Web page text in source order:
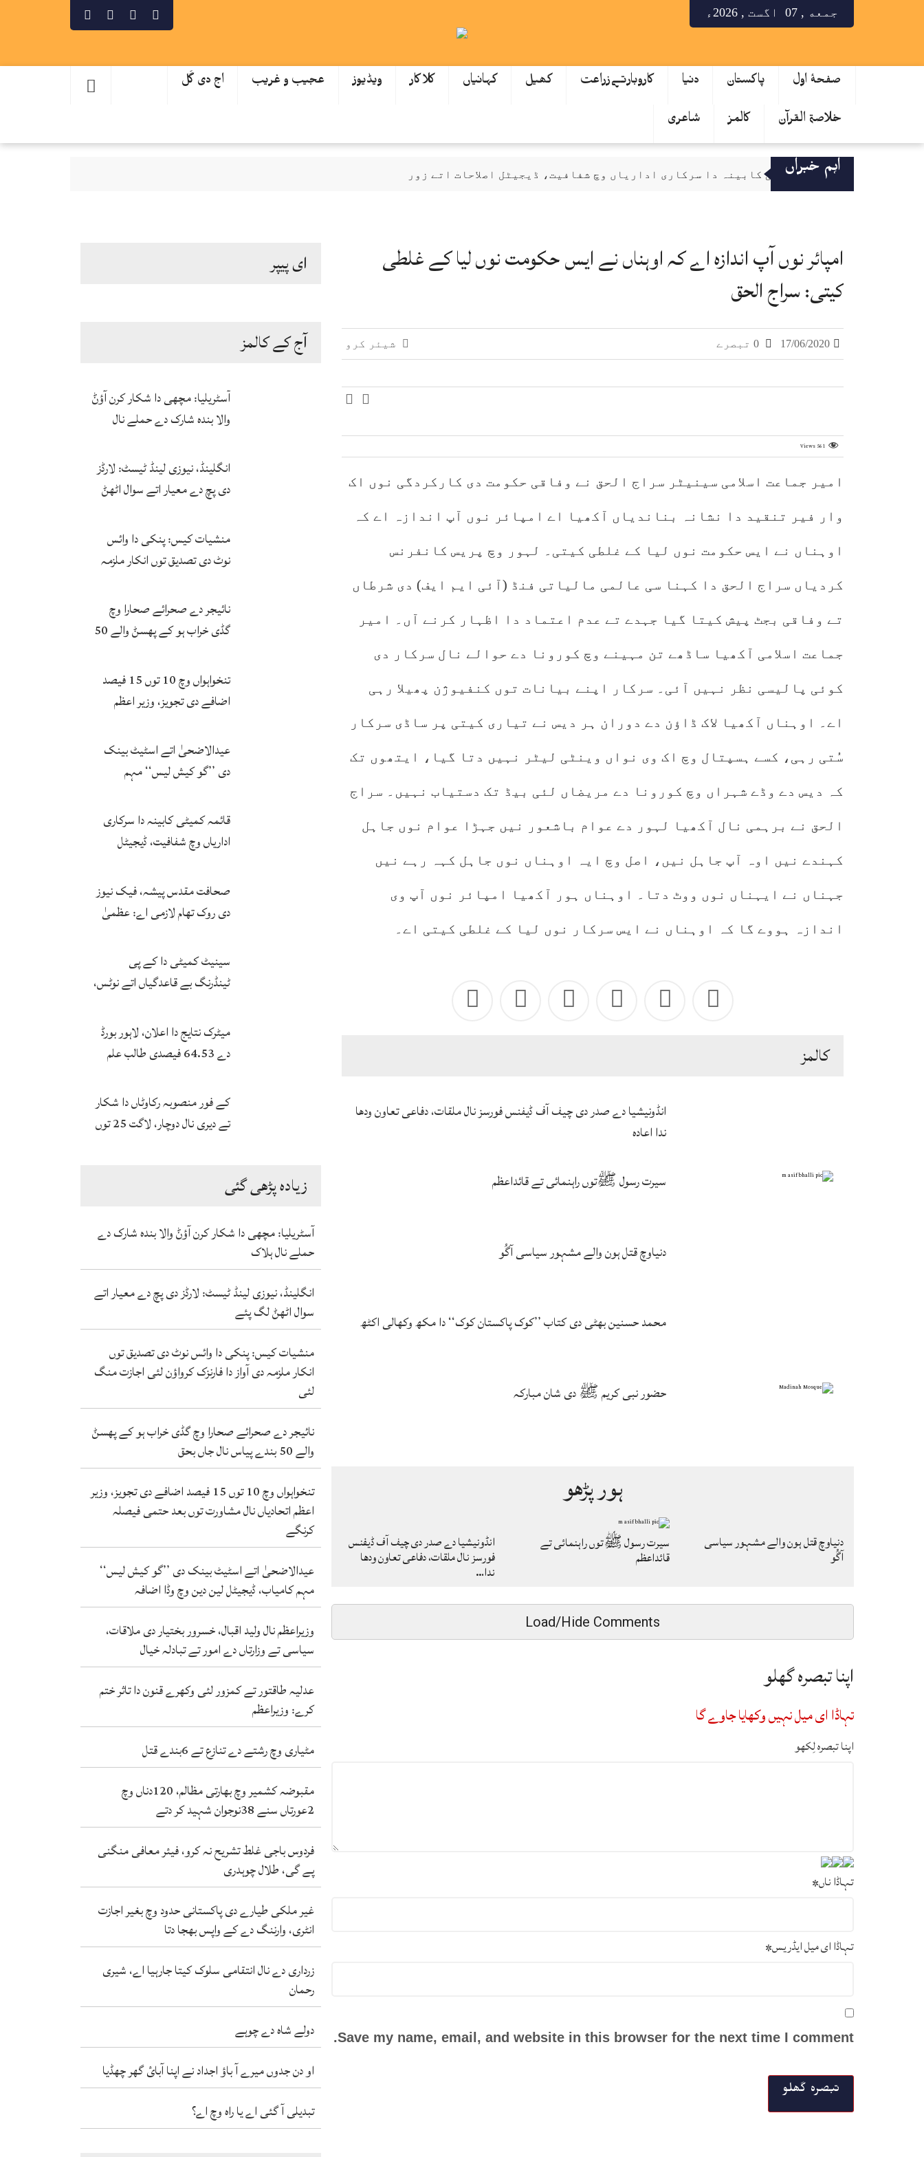
جمعه , 07 اگست , 2026ء
صفحۂ اول پاکستان دنیا کاروبارتےزراعت کھیل کہانیاں کلاکار ویڈیوز عجیب و غریب اج دی گَل
خلاصۃ القرآن کالمز شاعری
اہم خبراں
قائمہ کمیٹی کابینہ دا سرکاری اداریاں وچ شفافیت، ڈیجیٹل اصلاحات اتے زور
کے فور منصوبہ رکاوٹاں دا شکار تے دیری نال دوچار، لاگت 25 توں ودھ ਕੇ 172 ارب توں اپڑ گئی
ای پیپر
آج کے کالمز
آسٹریلیا: مچھی دا شکار کرن آؤݨ
والا بندہ شارک دے حملے نال
انگلینڈ، نیوزی لینڈ ٹیسٹ: لارڈز
دی پچ دے معیار اتے سوال اٹھݨ
منشیات کیس: پنکی دا وائس
نوٹ دی تصدیق توں انکار ملزمہ
اجازت منگ لئی
نائیجر دے صحرائے صحارا وچ
گڈی خراب ہو کے پھسݨ والے 50
تنخواہواں وچ 10 توں 15 فیصد
اضافے دی تجویز، وزیر اعظم
حتمی فیصلہ کرنگے
عیدالاضحیٰ اتے اسٹیٹ بینک
دی ’’گو کیش لیس‘‘ مہم
اضافہ
قائمہ کمیٹی کابینہ دا سرکاری
اداریاں وچ شفافیت، ڈیجیٹل
صحافت مقدس پیشہ، فیک نیوز
دی روک تھام لازمی اے: عظمیٰ
سینیٹ کمیٹی دا کے پی
ٹینڈرنگ بے قاعدگیاں اتے نوٹس،
میٹرک نتایج دا اعلان، لاہور بورڈ
دے 64.53 فیصدی طالب علم
کے فور منصوبہ رکاوٹاں دا شکار
تے دیری نال دوچار، لاگت 25 توں
زیادہ پڑھی گئی
آسٹریلیا: مچھی دا شکار کرن آؤݨ والا بندہ شارک دے
حملے نال ہلاک
انگلینڈ، نیوزی لینڈ ٹیسٹ: لارڈز دی پچ دے معیار اتے
سوال اٹھݨ لگ پئے
منشیات کیس: پنکی دا وائس نوٹ دی تصدیق توں
انکار ملزمہ دی آواز دا فارنزک کرواؤن لئی اجازت منگ
لئی
نائیجر دے صحرائے صحارا وچ گڈی خراب ہو کے پھسݨ
والے 50 بندے پیاس نال جاں بحق
تنخواہواں وچ 10 توں 15 فیصد اضافے دی تجویز، وزیر
اعظم اتحادیاں نال مشاورت توں بعد حتمی فیصلہ
کرنگے
عیدالاضحیٰ اتے اسٹیٹ بینک دی ’’گو کیش لیس‘‘
مہم کامیاب، ڈیجیٹل لین دین وچ وڈا اضافہ
وزیراعظم نال ولید اقبال، خسرور بختیار دی ملاقات،
سیاسی تے وزارتاں دے امور تے تبادلہ خیال
عدلیہ طاقتور تے کمزور لئی وکھرے قنون دا تاثر ختم
کرے: وزیراعظم
مٹیاری وچ رشتے دے تنازع تے 6بندے قتل
مقبوضہ کشمیر وچ بھارتی مظالم، 120دناں وچ
2عورتاں سنے 38نوجوان شہید کر دتے
فردوس باجی غلط تشریح نہ کرو، فیئر معافی منگنی
پے گی، طلال چوہدری
غیر ملکی طیارے دی پاکستانی حدود وچ بغیر اجازت
انٹری، وارننگ دے کے واپس بھجا دتا
زرداری دے نال انتقامی سلوک کیتا جارہیا اے، شیری
رحمان
دولے شاہ دے چوہے
او دن جدوں میرے آ باؤ اجداد نے اپنا آبائ گھر چھڈیا
تبدیلی آ گئی اے یا راہ وچ اے؟
امپائر نوں آپ اندازہ اے کہ اوہناں نے ایس حکومت نوں لیا کے غلطی
کیتی: سراج الحق
شیئر کرو 17/06/2020
Views 561
امیر جماعت اسلامی سینیٹر سراج الحق نے وفاقی حکومت دی کارکردگی نوں اک
وار فیر تنقید دا نشانہ بناندیاں آکھیا اے امپائر نوں آپ اندازہ اے کہ
اوہناں نے ایس حکومت نوں لیا کے غلطی کیتی۔ لہور وچ پریس کانفرنس
کردیاں سراج الحق دا کہنا سی عالمی مالیاتی فنڈ (آئی ایم ایف) دی شرطاں
تے وفاقی بجٹ پیش کیتا گیا جہدے تے عدم اعتماد دا اظہار کرنے آں۔ امیر
جماعت اسلامی آکھیا ساڈھے تن مہینے وچ کورونا دے حوالے نال سرکار دی
کوئی پالیسی نظر نہیں آئی۔ سرکار اپنے بیانات توں کنفیوژن پھیلا رہی
اے۔ اوہناں آکھیا لاک ڈاؤن دے دوران ہر دیس نے تیاری کیتی پر ساڈی سرکار
سُتی رہی، کسے ہسپتال وچ اک وی نواں وینٹی لیٹر نہیں دتا گیا، ایتھوں تک
کہ دیس دے وڈے شہراں وچ کورونا دے مریضاں لئی بیڈ تک دستیاب نہیں۔ سراج
الحق نے برہمی نال آکھیا لہور دے عوام باشعور نیں جہڑا عوام نوں جاہل
کہندے نیں اوہ آپ جاہل نیں، اصل وچ ایہ اوہناں نوں جاہل کہہ رہے نیں
جہناں نے ایہناں نوں ووٹ دتا۔ اوہناں ہور آکھیا امپائر نوں آپ وی
اندازہ ہووے گا کہ اوہناں نے ایس سرکار نوں لیا کے غلطی کیتی اے۔
كالمز
انڈونیشیا دے صدر دی چیف آف ڈیفنس فورسز نال ملقات، دفاعی تعاون ودھا
ندا اعادہ
سیرت رسول ﷺتوں راہنمائی تے قائداعظم
دنیاوچ قتل ہون والے مشہور سیاسی آگُو
محمد حسنین بھٹی دی کتاب ’’کوک پاکستان کوک‘‘ دا مکھ وکھالی اکٹھ
حضور نبی کریم ﷺ دی شان مبارکہ
ہور پڑھو
انڈونیشیا دے صدر دی چیف آف ڈیفنس
فورسز نال ملقات، دفاعی تعاون ودھا
ندا…
سیرت رسول ﷺتوں راہنمائی تے
قائداعظم
دنیاوچ قتل ہون والے مشہور سیاسی
آگُو
Load/Hide Comments
اپنا تبصرہ گھلو
تہاڈا ای میل نہیں وکھایا جاوے گا
اپنا تبصرہ لِکھو
تہاڈا ناں*
تہاڈا ای میل ایڈریس*
Save my name, email, and website in this browser for the next time I comment.